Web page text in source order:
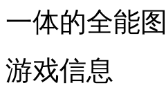
一体的全能
游戏信息